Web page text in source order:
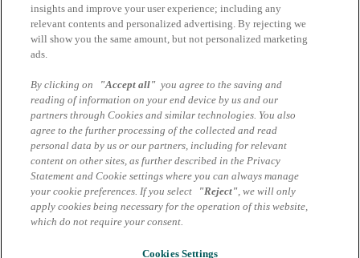
Sie setzen bereits auf Microsoft Defender? Eine ausgezeichnete
Entscheidung.
Lassen Sie ihr Unternehmen wachsen -
werden Sie SonicWall Partner!
SonicWall - ein weltweit führender Anbieter im Bereich
Cybersicherheit
30.05.2025 | Julia Bohlmann
Impressum
AGB Marcom Services
insights and improve your user experience; including any
relevant contents and personalized advertising. By rejecting we
will show you the same amount, but not personalized marketing
ads.
By clicking on "Accept all" you agree to the saving and
reading of information on your end device by us and our
partners through Cookies and similar technologies. You also
agree to the further processing of the collected and read
personal data by us or our partners, including for relevant
content on other sites, as further described in the Privacy
Statement and Cookie settings where you can always manage
your cookie preferences. If you select
"Reject", we will only
apply cookies being necessary for the operation of this website,
which do not require your consent.
Cookies Settings